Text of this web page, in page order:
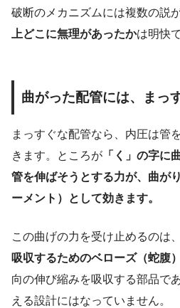
破断のメカニズムには複数の説
上どこに無理があったかは明快
曲がった配管には、まっ
まっすぐな配管なら、内圧は管
きます。ところが 「く」の字に
管を伸ばそうとする力が、曲が
ーメント）として効きます。
この曲げの力を受け止めるの
吸収するためのベローズ（蛇腹）
向の伸び縮みを吸収する部品で
える設計にはなっていません。